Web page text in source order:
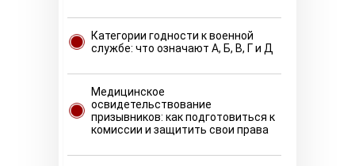
Категории годности к военной
службе: что означают А, Б, В, Г и Д
Медицинское
освидетельствование
призывников: как подготовиться к
комиссии и защитить свои права